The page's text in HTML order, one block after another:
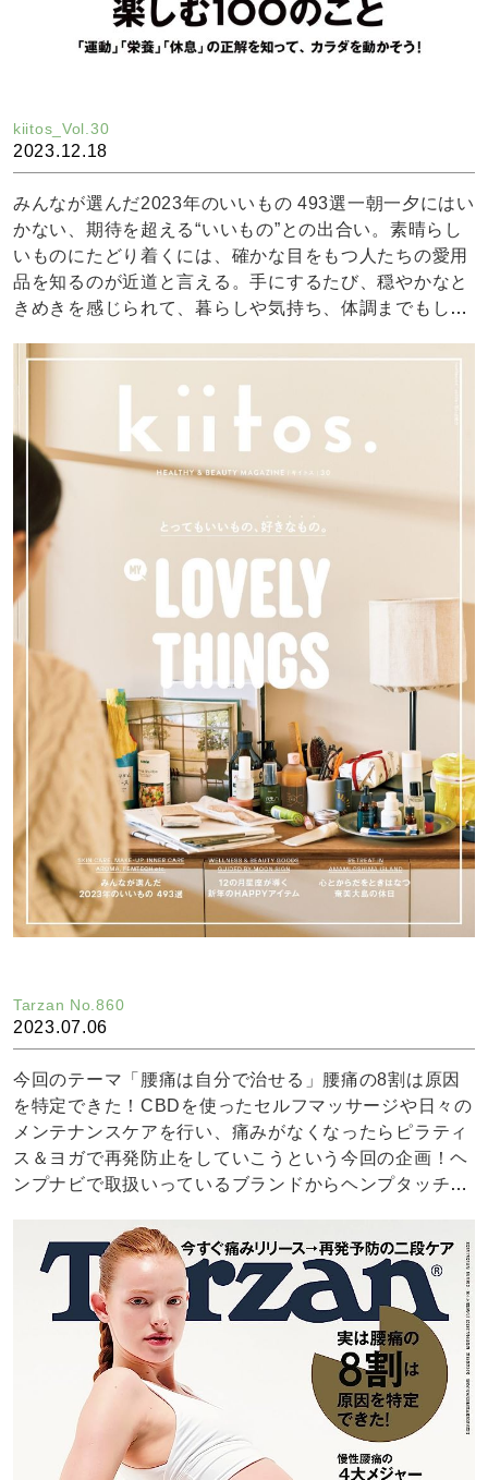
kiitos_Vol.30
2023.12.18
みんなが選んだ2023年のいいもの 493選一朝一夕にはい
かない、期待を超える“いいもの”との出合い。素晴らし
いものにたどり着くには、確かな目をもつ人たちの愛用
品を知るのが近道と言える。手にするたび、穏やかなと
きめきを感じられて、暮らしや気持ち、体調までもしな
67個の中に、あなたを満たす新たな出合いと発見があり
ますように。世界中のナチュラル&オーガニックアイテ
ムを展開するセレクトショップの立ち上げとディレクタ
ーを経て独立された佐藤香菜さんにビーマインのCBDリ
カバリーバームをご紹介いただきました。
Tarzan No.860
2023.07.06
今回のテーマ「腰痛は自分で治せる」腰痛の8割は原因
を特定できた！CBDを使ったセルフマッサージや日々の
メンテナンスケアを行い、痛みがなくなったらピラティ
ス＆ヨガで再発防止をしていこうという今回の企画！ヘ
ンプナビで取扱いっているブランドからヘンプタッチ・
れました。インナーケアアイテムではヘンプタッチのC
BDオイルタイプ、鎮痛ケアアイテムではエンドカ・ホ
イップバターとヘンプメッズのCBDロールオン。夏場に
特におすすめな鎮痛ケアアイテムは、ヘンプメッズのC
BDロールオン。